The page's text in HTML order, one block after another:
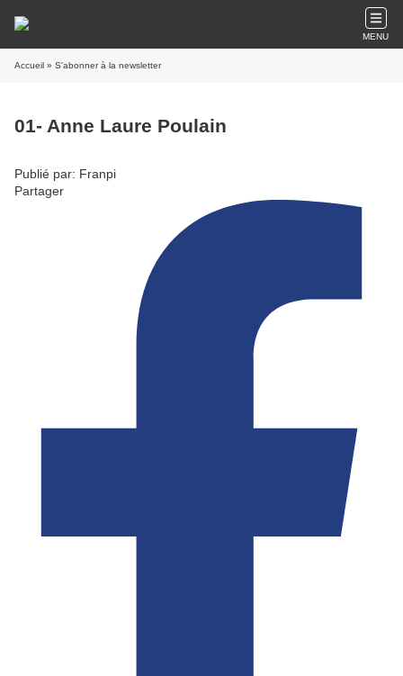
MENU
Accueil » S'abonner à la newsletter
01- Anne Laure Poulain
Publié par: Franpi
Partager